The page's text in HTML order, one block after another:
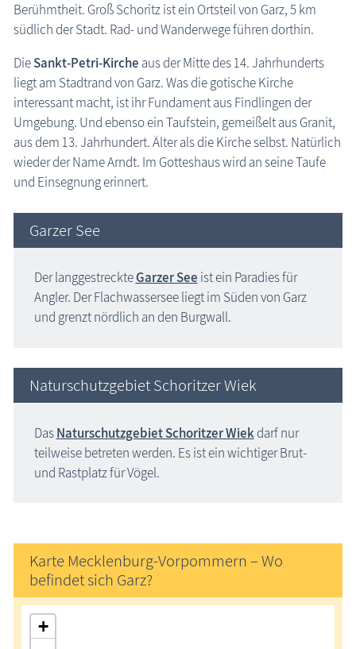
Berühmtheit. Groß Schoritz ist ein Ortsteil von Garz, 5 km
südlich der Stadt. Rad- und Wanderwege führen dorthin.
DieSankt-Petri-Kirche aus der Mitte des 14. Jahrhunderts
liegt am Stadtrand von Garz. Was die gotische Kirche
interessant macht, ist ihr Fundament aus Findlingen der
Umgebung. Und ebenso ein Taufstein, gemeißelt aus Granit,
aus dem 13. Jahrhundert. Älter als die Kirche selbst. Natürlich
wieder der Name Arndt. Im Gotteshaus wird an seine Taufe
und Einsegnung erinnert.
Garzer See
Der langgestreckteGarzer See ist ein Paradies für
Angler. Der Flachwassersee liegt im Süden von Garz
und grenzt nördlich an den Burgwall.
Naturschutzgebiet Schoritzer Wiek
DasNaturschutzgebiet Schoritzer Wiekdarf nur
teilweise betreten werden. Es ist ein wichtiger Brut-
und Rastplatz für Vögel.
Karte Mecklenburg-Vorpommern – Wo
befindet sich Garz?
+